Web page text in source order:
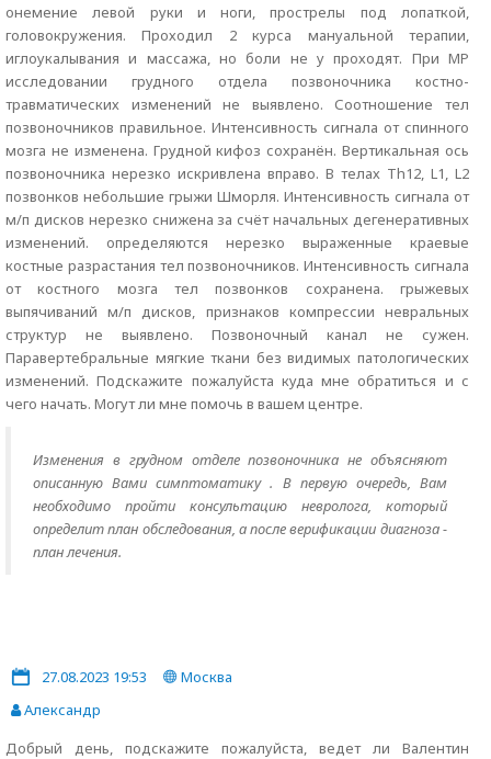
онемение левой руки и ноги, прострелы под лопаткой,
головокружения. Проходил 2 курса мануальной терапии,
иглоукалывания и массажа, но боли не у проходят. При МР
исследовании грудного отдела позвоночника костно-
травматических изменений не выявлено. Соотношение тел
позвоночников правильное. Интенсивность сигнала от спинного
мозга не изменена. Грудной кифоз сохранён. Вертикальная ось
позвоночника нерезко искривлена вправо. В телах Th12, L1, L2
позвонков небольшие грыжи Шморля. Интенсивность сигнала от
м/п дисков нерезко снижена за счёт начальных дегенеративных
изменений. определяются нерезко выраженные краевые
костные разрастания тел позвоночников. Интенсивность сигнала
от костного мозга тел позвонков сохранена. грыжевых
выпячиваний м/п дисков, признаков компрессии невральных
структур не выявлено. Позвоночный канал не сужен.
Паравертебральные мягкие ткани без видимых патологических
изменений. Подскажите пожалуйста куда мне обратиться и с
чего начать. Могут ли мне помочь в вашем центре.
Изменения в грудном отделе позвоночника не объясняют
описанную Вами симптоматику . В первую очередь, Вам
необходимо пройти консультацию невролога, который
определит план обследования, а после верификации диагноза -
план лечения.
27.08.2023 19:53
Москва
Александр
Добрый день, подскажите пожалуйста, ведет ли Валентин